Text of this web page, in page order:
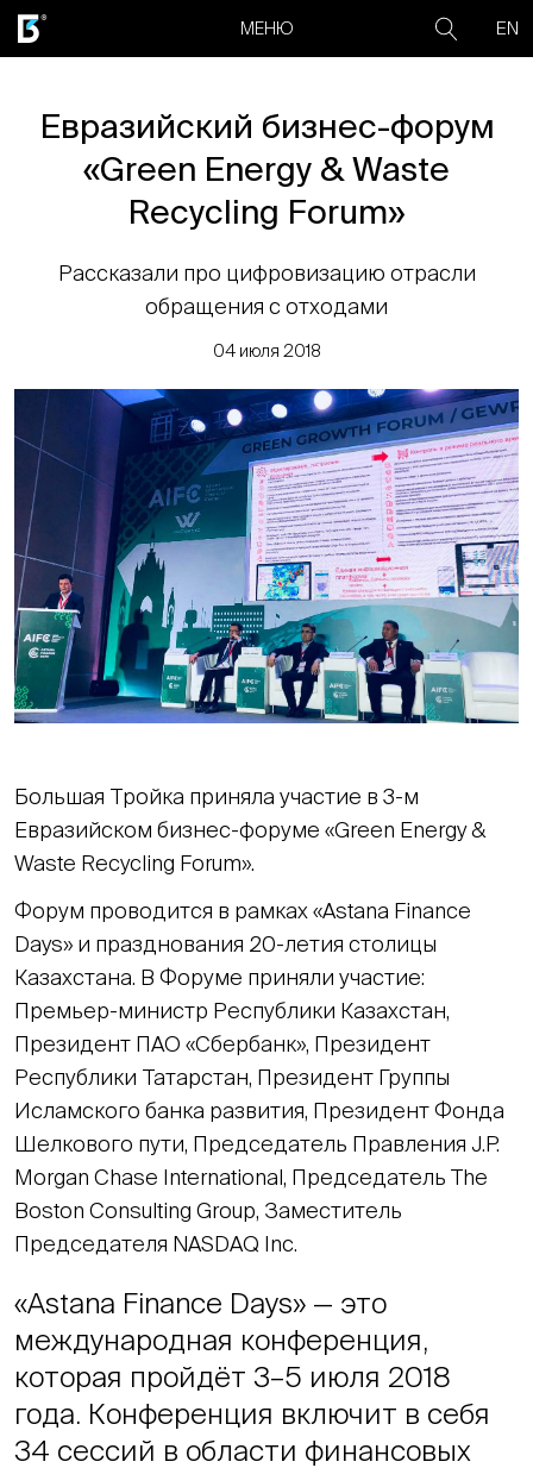
МЕНЮ EN
Евразийский бизнес-форум
«Green Energy & Waste
Recycling Forum»
Рассказали про цифровизацию отрасли
обращения с отходами
04 июля 2018
Большая Тройка приняла участие в 3-м
Евразийском бизнес-форуме «Green Energy &
Waste Recycling Forum».
Форум проводится в рамках «Astana Finance
Days» и празднования 20-летия столицы
Казахстана. В Форуме приняли участие:
Премьер-министр Республики Казахстан,
Президент ПАО «Сбербанк», Президент
Республики Татарстан, Президент Группы
Исламского банка развития, Президент Фонда
Шелкового пути, Председатель Правления J.P.
Morgan Chase Internationаl, Председатель The
Boston Consulting Group, Заместитель
Председателя NASDAQ Inc.
«Astana Finance Days» — это
международная конференция,
которая пройдёт 3–5 июля 2018
года. Конференция включит в себя
34 сессий в области финансовых